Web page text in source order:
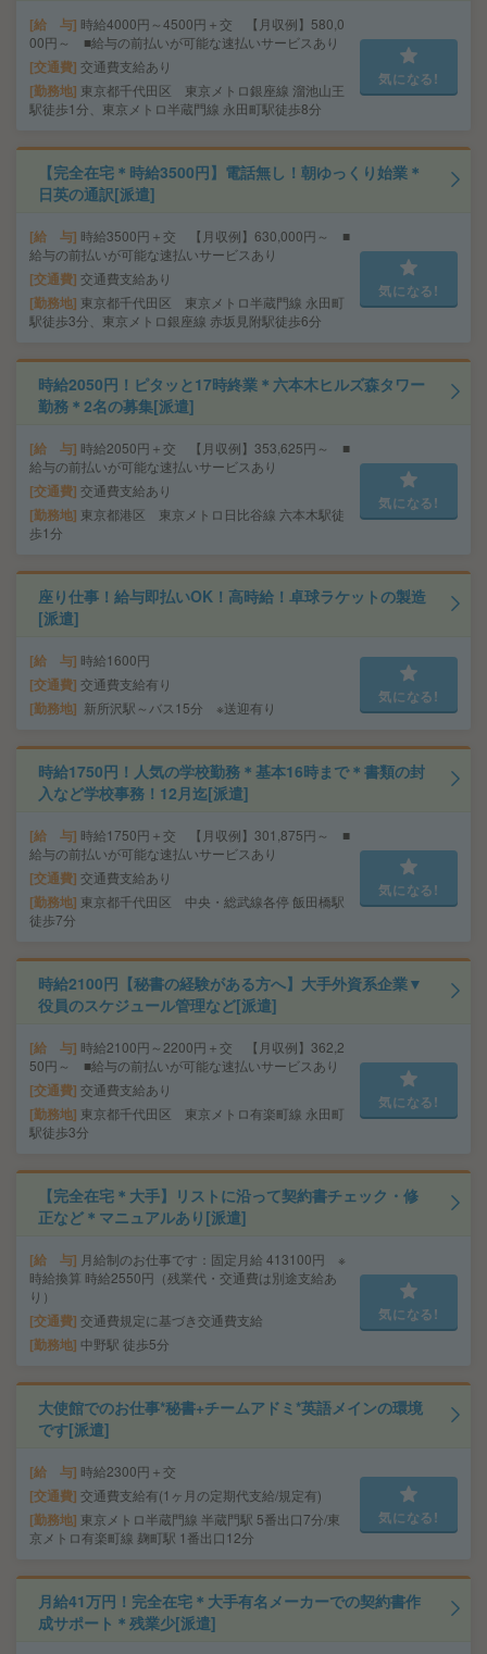
給 与 時給4000円～4500円＋交 【月収例】580,0
00円～ ■給与の前払いが可能な速払いサービスあり
交通費 交通費支給あり
勤務地 東京都千代田区 東京メトロ銀座線 溜池山王
駅徒歩1分、東京メトロ半蔵門線 永田町駅徒歩8分
気になる!
【完全在宅＊時給3500円】電話無し！朝ゆっくり始業＊
日英の通訳[派遣]
給 与 時給3500円＋交 【月収例】630,000円～ ■
給与の前払いが可能な速払いサービスあり
交通費 交通費支給あり
勤務地 東京都千代田区 東京メトロ半蔵門線 永田町
駅徒歩3分、東京メトロ銀座線 赤坂見附駅徒歩6分
気になる!
時給2050円！ピタッと17時終業＊六本木ヒルズ森タワー
勤務＊2名の募集[派遣]
給 与 時給2050円＋交 【月収例】353,625円～ ■
給与の前払いが可能な速払いサービスあり
交通費 交通費支給あり
勤務地 東京都港区 東京メトロ日比谷線 六本木駅徒
歩1分
気になる!
座り仕事！給与即払いOK！高時給！卓球ラケットの製造
[派遣]
給 与 時給1600円
交通費 交通費支給有り
勤務地 新所沢駅～バス15分 ※送迎有り
気になる!
時給1750円！人気の学校勤務＊基本16時まで＊書類の封
入など学校事務！12月迄[派遣]
給 与 時給1750円＋交 【月収例】301,875円～ ■
給与の前払いが可能な速払いサービスあり
交通費 交通費支給あり
勤務地 東京都千代田区 中央・総武線各停 飯田橋駅
徒歩7分
気になる!
時給2100円【秘書の経験がある方へ】大手外資系企業▼
役員のスケジュール管理など[派遣]
給 与 時給2100円～2200円＋交 【月収例】362,2
50円～ ■給与の前払いが可能な速払いサービスあり
交通費 交通費支給あり
勤務地 東京都千代田区 東京メトロ有楽町線 永田町
駅徒歩3分
気になる!
【完全在宅＊大手】リストに沿って契約書チェック・修
正など＊マニュアルあり[派遣]
給 与 月給制のお仕事です：固定月給 413100円 ※
時給換算 時給2550円（残業代・交通費は別途支給あ
り）
交通費 交通費規定に基づき交通費支給
勤務地 中野駅 徒歩5分
気になる!
大使館でのお仕事*秘書+チームアドミ*英語メインの環境
です[派遣]
給 与 時給2300円＋交
交通費 交通費支給有(1ヶ月の定期代支給/規定有)
勤務地 東京メトロ半蔵門線 半蔵門駅 5番出口7分/東
京メトロ有楽町線 麹町駅 1番出口12分
気になる!
月給41万円！完全在宅＊大手有名メーカーでの契約書作
成サポート＊残業少[派遣]